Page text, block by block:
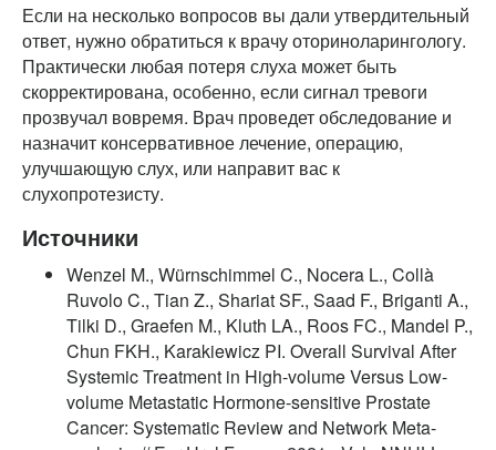
Если на несколько вопросов вы дали утвердительный
ответ, нужно обратиться к врачу оториноларингологу.
Практически любая потеря слуха может быть
скорректирована, особенно, если сигнал тревоги
прозвучал вовремя. Врач проведет обследование и
назначит консервативное лечение, операцию,
улучшающую слух, или направит вас к
слухопротезисту.
Источники
Wenzel M., Würnschimmel C., Nocera L., Collà
Ruvolo C., Tian Z., Shariat SF., Saad F., Briganti A.,
Tilki D., Graefen M., Kluth LA., Roos FC., Mandel P.,
Chun FKH., Karakiewicz PI. Overall Survival After
Systemic Treatment in High-volume Versus Low-
volume Metastatic Hormone-sensitive Prostate
Cancer: Systematic Review and Network Meta-